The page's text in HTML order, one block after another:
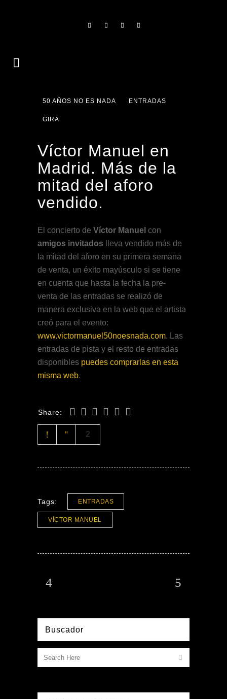
50 AÑOS NO ES NADA ENTRADAS
GIRA
Víctor Manuel en
Madrid. Más de la
mitad del aforo
vendido.
El concierto de Víctor Manuel con
amigos invitados lleva vendido más de
la mitad del aforo en su primera semana
de venta, un éxito mayúsculo si se tiene
en cuenta que hasta la fecha la pre-
venta de las entradas se realizó de
manera exclusiva en la web que el artista
creó para el evento:
www.victormanuel50noesnada.com. Las
entradas de pista y el resto de entradas
disponibles puedes comprarlas en esta
misma web.
Share:
2
Tags: ENTRADAS
VÍCTOR MANUEL
Buscador